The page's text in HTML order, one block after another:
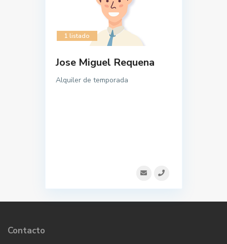
1 listado
Jose Miguel Requena
Alquiler de temporada
Contacto